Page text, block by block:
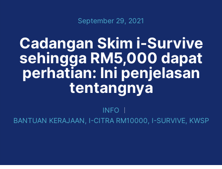
September 29, 2021
Cadangan Skim i-Survive
sehingga RM5,000 dapat
perhatian: Ini penjelasan
tentangnya
INFO
BANTUAN KERAJAAN, I-CITRA RM10000, I-SURVIVE, KWSP